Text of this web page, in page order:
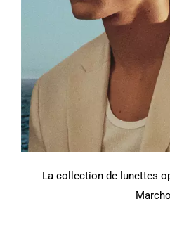
La collection de lunettes